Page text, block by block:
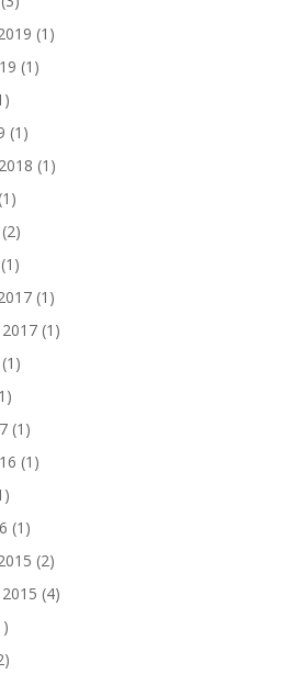
(1)
(1)
(1)
(1)
(1)
(2)
(1)
(1)
(1)
(1)
(1)
(1)
(1)
(2)
(4)